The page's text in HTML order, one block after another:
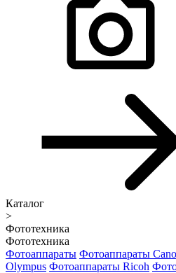
Каталог
>
Фототехника
Фототехника
Фотоаппараты Фотоаппараты
Olympus Фотоаппараты Ricoh